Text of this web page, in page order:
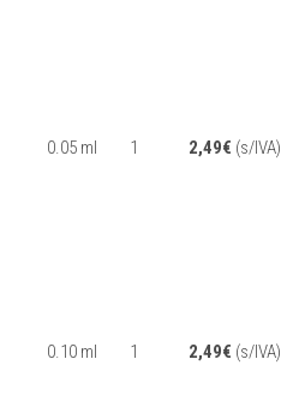
0.05 ml 1 2,49€ (s/IVA)
0.10 ml 1 2,49€ (s/IVA)